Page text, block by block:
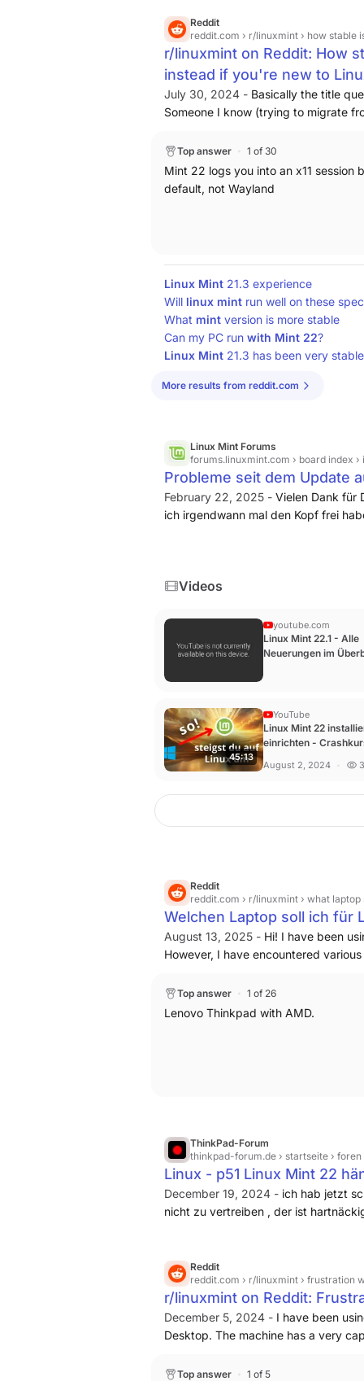
Reddit
reddit.com › r/linuxmint › how stable
r/linuxmint on Reddit: How
instead if you're new to
July 30, 2024 - Basically the title
Someone I know (trying to migrate
new version, but it uses Wayland,
buggy). What would be easier to
22 or 21.3? I know 22 released
Top answer 1 of 30
Mint 22 logs you into an x11 session
default, not Wayland
Linux Mint 21.3 experience
Will linux mint run well on these
What mint version is more stable
Can my PC run with Mint 22?
Linux Mint 21.3 has been very
More results from reddit.com
Linux Mint Forums
forums.linuxmint.com › board index
Probleme seit dem Update
February 22, 2025 - Vielen Dank für
ich irgendwann mal den Kopf frei
Videos
youtube.com
Linux Mint 22.1 - Alle
Neuerungen im
45:13
YouTube
Linux Mint 22
einrichten -
August 2, 2024
Reddit
reddit.com › r/linuxmint › what
Welchen Laptop soll ich für
August 13, 2025 - Hi! I have been
However, I have encountered
recommend a laptop model that will
about a bad case?
Top answer 1 of 26
Lenovo Thinkpad with AMD.
ThinkPad-Forum
thinkpad-forum.de › startseite ›
Linux - p51 Linux Mint 22
December 19, 2024 - ich hab jetzt
nicht zu vertreiben , der ist
Reddit
reddit.com › r/linuxmint › frustration
r/linuxmint on Reddit:
December 5, 2024 - I have been
Desktop. The machine has a very
once a week where I have to boot
Top answer 1 of 5